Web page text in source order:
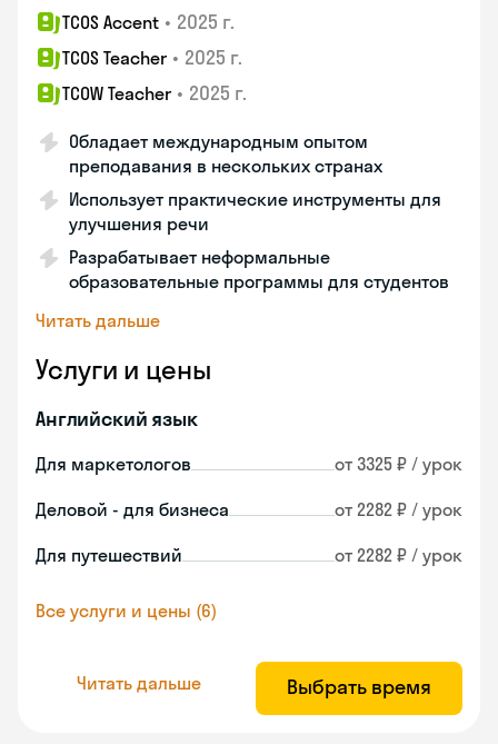
TCOS Accent • 2025 г.
TCOS Teacher • 2025 г.
TCOW Teacher • 2025 г.
Обладает международным опытом
преподавания в нескольких странах
Использует практические инструменты для
улучшения речи
Разрабатывает неформальные
образовательные программы для студентов
Читать дальше
Услуги и цены
Английский язык
Для маркетологов от 3325 ₽ / урок
Деловой - для бизнеса от 2282 ₽ / урок
Для путешествий от 2282 ₽ / урок
Все услуги и цены (6)
Читать дальше Выбрать время